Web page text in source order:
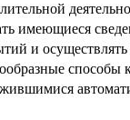
имеющиеся
и
способы